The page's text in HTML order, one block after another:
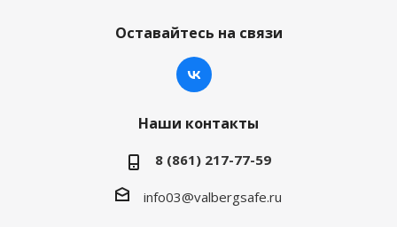
Оставайтесь на связи
Наши контакты
8 (861) 217-77-59
info03@valbergsafe.ru